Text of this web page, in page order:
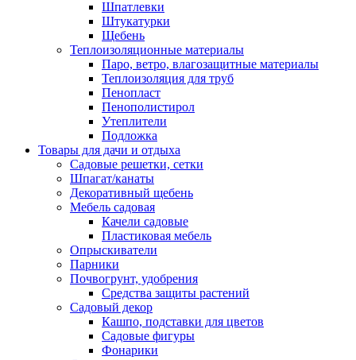
Шпатлевки
Штукатурки
Щебень
Теплоизоляционные материалы
Паро, ветро, влагозащитные материалы
Теплоизоляция для труб
Пенопласт
Пенополистирол
Утеплители
Подложка
Товары для дачи и отдыха
Садовые решетки, сетки
Шпагат/канаты
Декоративный щебень
Мебель садовая
Качели садовые
Пластиковая мебель
Опрыскиватели
Парники
Почвогрунт, удобрения
Средства защиты растений
Садовый декор
Кашпо, подставки для цветов
Садовые фигуры
Фонарики